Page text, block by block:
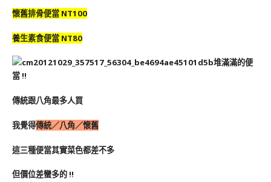
懷舊排骨便當 NT100
養生素食便當 NT80
堆滿滿的便
當 !!
傳統跟八角最多人買
我覺得傳統／八角／懷舊
這三種便當其實菜色都差不多
但價位差蠻多的 !!